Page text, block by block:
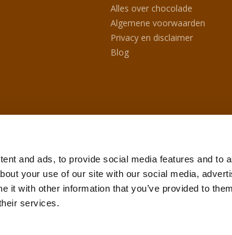
and ads, to provide social media features and to
your use of our site with our social media,
it with other information that you’ve provided to
services.
Alles over chocolade
Algemene voorwaarden
Privacy en disclaimer
Blog